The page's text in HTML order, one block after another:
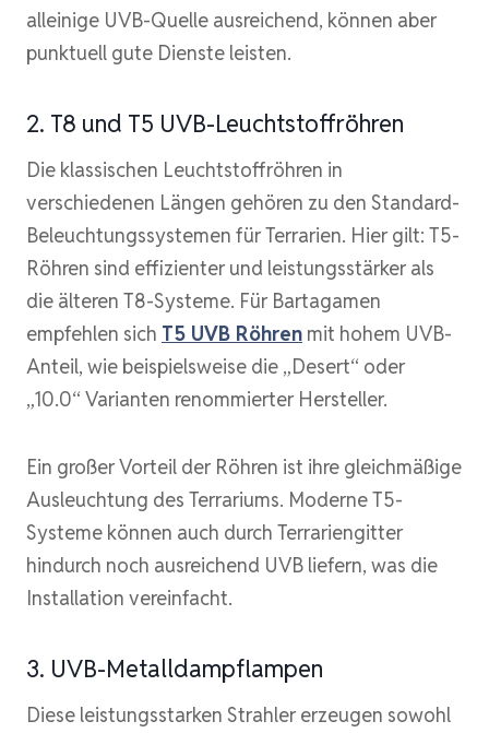
alleinige UVB-Quelle ausreichend, können aber
punktuell gute Dienste leisten.
2. T8 und T5 UVB-Leuchtstoffröhren
Die klassischen Leuchtstoffröhren in
verschiedenen Längen gehören zu den Standard-
Beleuchtungssystemen für Terrarien. Hier gilt: T5-
Röhren sind effizienter und leistungsstärker als
die älteren T8-Systeme. Für Bartagamen
empfehlen sich T5 UVB Röhren mit hohem UVB-
Anteil, wie beispielsweise die „Desert“ oder
„10.0“ Varianten renommierter Hersteller.
Ein großer Vorteil der Röhren ist ihre gleichmäßige
Ausleuchtung des Terrariums. Moderne T5-
Systeme können auch durch Terrariengitter
hindurch noch ausreichend UVB liefern, was die
Installation vereinfacht.
3. UVB-Metalldampflampen
Diese leistungsstarken Strahler erzeugen sowohl